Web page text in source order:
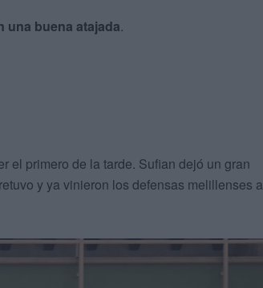
una buena atajada.
el primero de la tarde. Sufian dejó un gran
y ya vinieron los defensas melillenses a